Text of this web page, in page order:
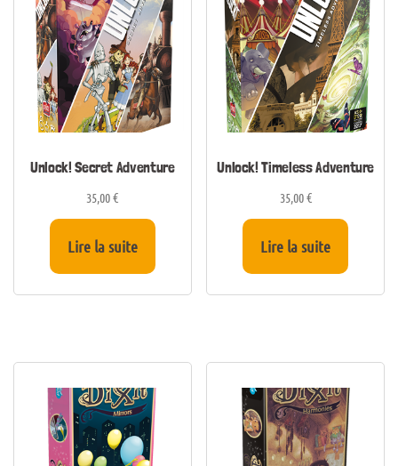
Unlock! Secret Adventure
35,00€
Lire la suite
Unlock! Timeless Adventure
35,00€
Lire la suite